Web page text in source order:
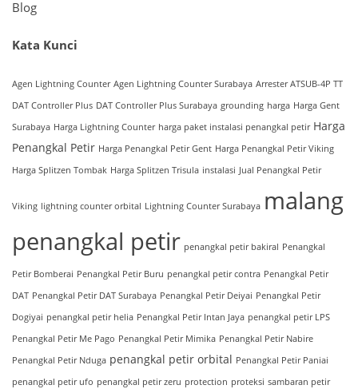
Blog
Kata Kunci
Agen Lightning Counter Agen Lightning Counter Surabaya Arrester ATSUB-4P TT
DAT Controller Plus DAT Controller Plus Surabaya grounding harga Harga Gent
Surabaya Harga Lightning Counter harga paket instalasi penangkal petir Harga
Penangkal Petir Harga Penangkal Petir Gent Harga Penangkal Petir Viking
Harga Splitzen Tombak Harga Splitzen Trisula instalasi Jual Penangkal Petir
Viking lightning counter orbital Lightning Counter Surabaya malang
penangkal petir penangkal petir bakiral Penangkal
Petir Bomberai Penangkal Petir Buru penangkal petir contra Penangkal Petir
DAT Penangkal Petir DAT Surabaya Penangkal Petir Deiyai Penangkal Petir
Dogiyai penangkal petir helia Penangkal Petir Intan Jaya penangkal petir LPS
Penangkal Petir Me Pago Penangkal Petir Mimika Penangkal Petir Nabire
Penangkal Petir Nduga penangkal petir orbital Penangkal Petir Paniai
penangkal petir ufo penangkal petir zeru protection proteksi sambaran petir